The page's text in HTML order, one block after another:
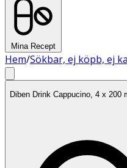
Mina Recept
Hem/Sökbar, ej köpb, ej
Diben Drink Cappucino, 4 x 200